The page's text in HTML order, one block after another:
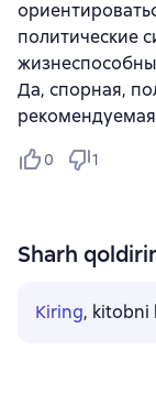
политические
Да, спорная,
0 1
Sharh
Kiring, kitobni